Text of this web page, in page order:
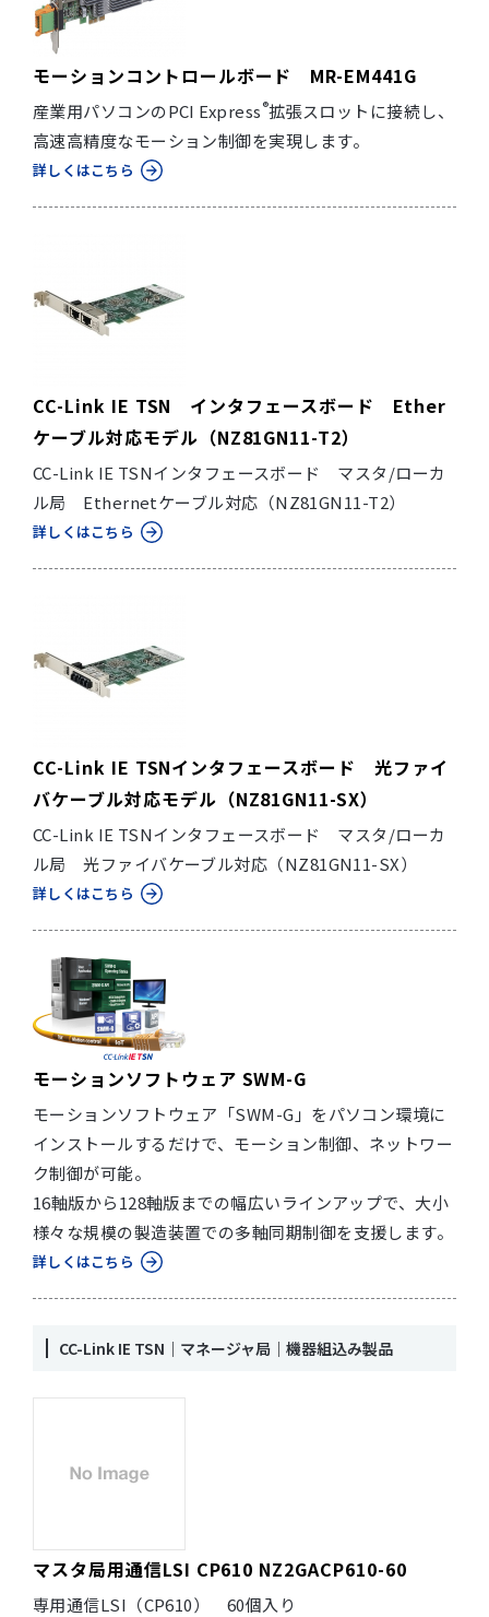
モーションコントロールボード MR-EM441G
産業用パソコンのPCI Express®拡張スロットに接続し、
高速高精度なモーション制御を実現します。
詳しくはこちら
CC-Link IE TSN インタフェースボード Ether
ケーブル対応モデル（NZ81GN11-T2）
CC-Link IE TSNインタフェースボード マスタ/ローカ
ル局 Ethernetケーブル対応（NZ81GN11-T2）
詳しくはこちら
CC-Link IE TSNインタフェースボード 光ファイ
バケーブル対応モデル（NZ81GN11-SX）
CC-Link IE TSNインタフェースボード マスタ/ローカ
ル局 光ファイバケーブル対応（NZ81GN11-SX）
詳しくはこちら
モーションソフトウェア SWM-G
モーションソフトウェア「SWM-G」をパソコン環境に
インストールするだけで、モーション制御、ネットワー
ク制御が可能。
16軸版から128軸版までの幅広いラインアップで、大小
様々な規模の製造装置での多軸同期制御を支援します。
詳しくはこちら
CC-Link IE TSN｜マネージャ局｜機器組込み製品
マスタ局用通信LSI CP610 NZ2GACP610-60
専用通信LSI（CP610） 60個入り